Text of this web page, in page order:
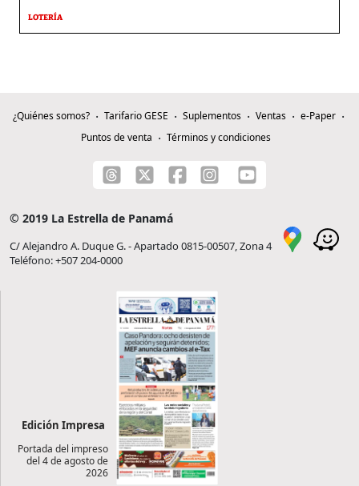
LOTERÍA
¿Quiénes somos? Tarifario GESE Suplementos Ventas
e-Paper
Puntos de venta
Términos y condiciones
© 2019 La Estrella de Panamá
C/ Alejandro A. Duque G. - Apartado 0815-00507, Zona 4
Teléfono: +507 204-0000
Edición Impresa
Portada del impreso
del 4 de agosto de
2026